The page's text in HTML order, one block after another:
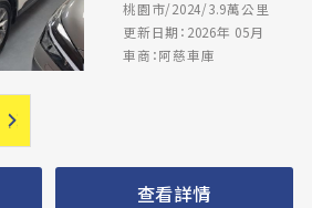
桃園市/2024/3.9萬公里
更新日期：2026年 05月
車商：阿慈車庫
查看詳情